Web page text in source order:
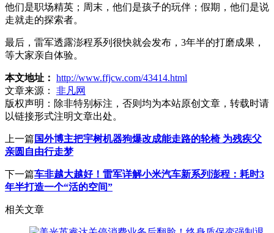
他们是职场精英；周末，他们是孩子的玩伴；假期，他们是说
走就走的探索者。
最后，雷军透露澎程系列很快就会发布，3年半的打磨成果，
等大家亲自体验。
本文地址： http://www.ffjcw.com/43414.html
文章来源：
非凡网
版权声明： 除非特别标注，否则均为本站原创文章，转载时请
以链接形式注明文章出处。
上一篇 国外博主把宇树机器狗爆改成能走路的轮椅 为残疾父
亲圆自由行走梦
下一篇车非越大越好！雷军详解小米汽车新系列澎程：耗时3
年半打造一个“活的空间”
相关文章